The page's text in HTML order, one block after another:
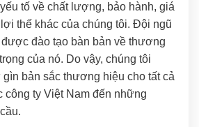
tố về chất lượng, bảo hành, giá
thế khác của chúng tôi. Đội ngũ
đào tạo bàn bản về thương
của nó. Do vậy, chúng tôi
gìn bản sắc thương hiệu cho tất cả
công ty Việt Nam đến những